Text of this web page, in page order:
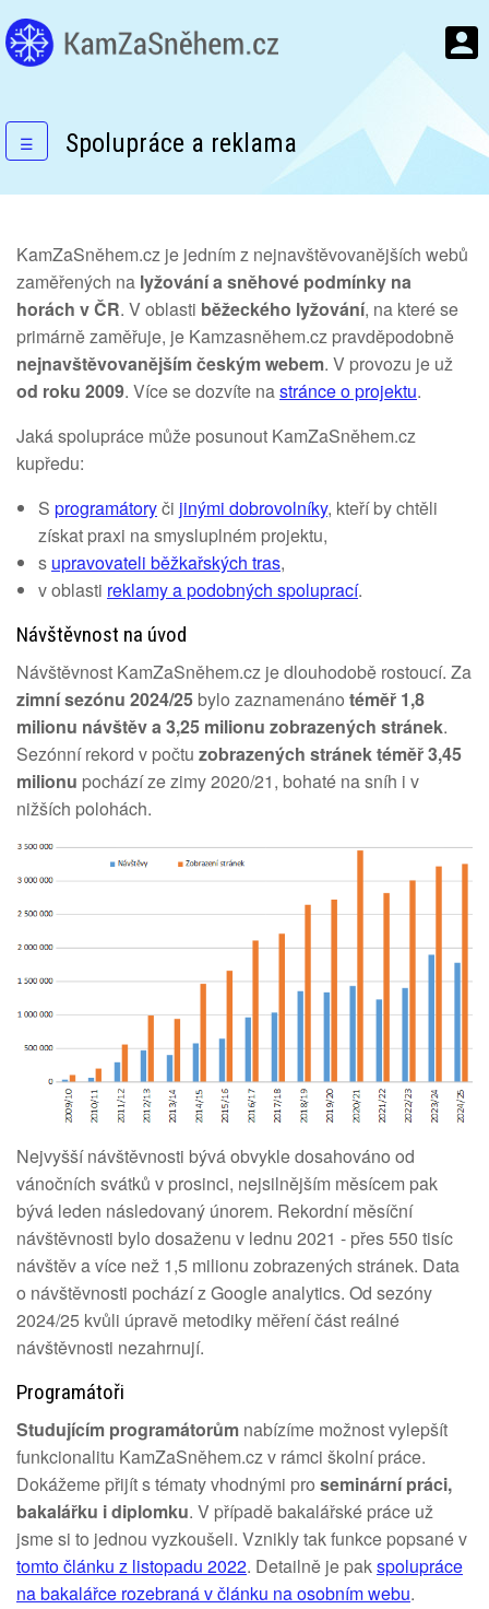
☰ Spolupráce a reklama
KamZaSněhem.cz je jedním z nejnavštěvovanějších webů
zaměřených na lyžování a sněhové podmínky na
horách v ČR. V oblasti běžeckého lyžování, na které se
primárně zaměřuje, je Kamzasněhem.cz pravděpodobně
nejnavštěvovanějším českým webem. V provozu je už
od roku 2009. Více se dozvíte nastránce o projektu.
Jaká spolupráce může posunout KamZaSněhem.cz
kupředu:
S programátoryči jinými dobrovolníky, kteří by chtěli
získat praxi na smysluplném projektu,
s upravovateli běžkařských tras,
v oblasti reklamy a podobných spoluprací.
Návštěvnost na úvod
Návštěvnost KamZaSněhem.cz je dlouhodobě rostoucí. Za
zimní sezónu 2024/25 bylo zaznamenáno téměř 1,8
milionu návštěv a 3,25 milionu zobrazených stránek.
Sezónní rekord v počtu zobrazených stránek téměř 3,45
milionu pochází ze zimy 2020/21, bohaté na sníh i v
nižších polohách.
Nejvyšší návštěvnosti bývá obvykle dosahováno od
vánočních svátků v prosinci, nejsilnějším měsícem pak
bývá leden následovaný únorem. Rekordní měsíční
návštěvnosti bylo dosaženu v lednu 2021 - přes 550 tisíc
návštěv a více než 1,5 milionu zobrazených stránek. Data
o návštěvnosti pochází z Google analytics. Od sezóny
2024/25 kvůli úpravě metodiky měření část reálné
návštěvnosti nezahrnují.
Programátoři
Studujícím programátorům nabízíme možnost vylepšít
funkcionalitu KamZaSněhem.cz v rámci školní práce.
Dokážeme přijít s tématy vhodnými pro seminární práci,
bakalářku i diplomku. V případě bakalářské práce už
jsme si to jednou vyzkoušeli. Vznikly tak funkce popsané v
tomto článku z listopadu 2022. Detailně je pakspolupráce
na bakalářce rozebraná v článku na osobním webu.